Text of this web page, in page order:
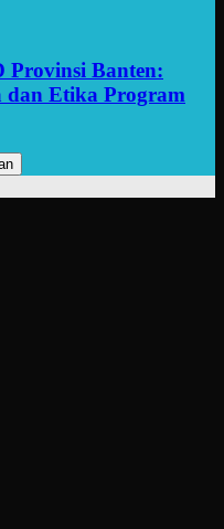
Provinsi Banten:
dan Etika Program